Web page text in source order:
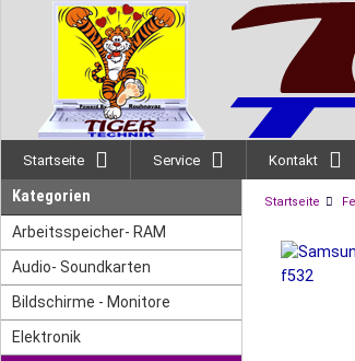
Startseite Service Kontakt
Kategorien
Arbeitsspeicher- RAM
Audio- Soundkarten
Bildschirme - Monitore
Elektronik
Startseite